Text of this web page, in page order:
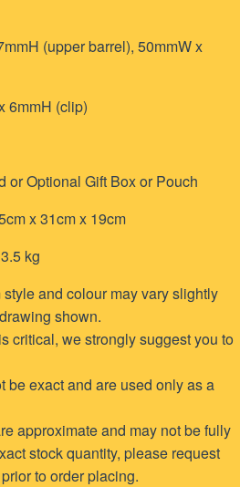
(upper barrel), 50mmW x
6mmH (clip)
or Optional Gift Box or Pouch
x 31cm x 19cm
kg
and colour may vary slightly
shown.
critical, we strongly suggest you to
be exact and are used only as a
approximate and may not be fully
stock quantity, please request
to order placing.